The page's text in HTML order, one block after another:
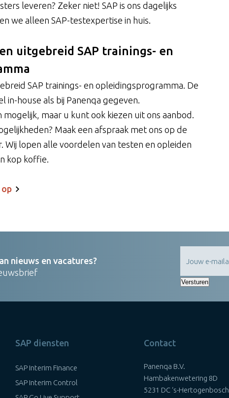
leveren? Zeker niet! SAP is ons dagelijks
we alleen SAP-testexpertise in huis.
uitgebreid SAP trainings- en
SAP trainings- en opleidingsprogramma. De
in-house als bij Panenqa gegeven.
maar u kunt ook kiezen uit ons aanbod.
Maak een afspraak met ons op de
Wij lopen alle voordelen van testen en opleiden
kop koffie.
op
nieuws en vacatures?
Versturen
SAP diensten
SAP Interim Finance
SAP Interim Control
Contact
Panenqa B.V.
Hambakenwetering 8D
5231 DC ‘s-Hertogenbosch